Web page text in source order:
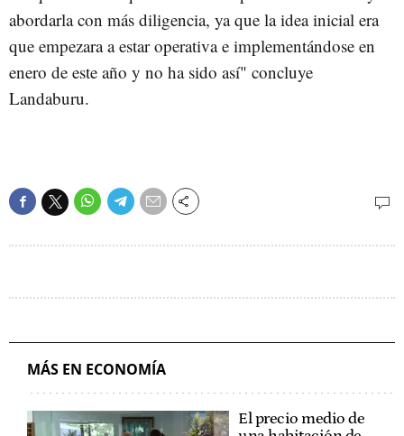
abordarla con más diligencia, ya que la idea inicial era
que empezara a estar operativa e implementándose en
enero de este año y no ha sido así" concluye
Landaburu.
MÁS EN ECONOMÍA
El precio medio de